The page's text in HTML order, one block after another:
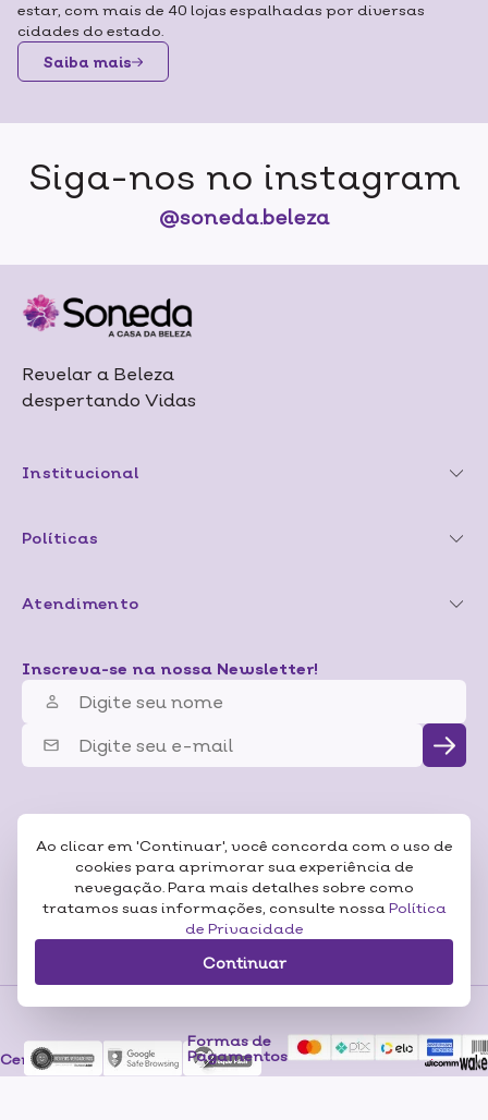
Ao clicar em 'Continuar', você concorda com o uso de
cookies para aprimorar sua experiência de
nevegação. Para mais detalhes sobre como
tratamos suas informações, consulte nossa Política
de Privacidade
Continuar
estar, com mais de 40 lojas espalhadas por diversas
cidades do estado.
Saiba mais
Siga-nos no instagram
@soneda.beleza
Revelar a Beleza
despertando Vidas
Institucional
Políticas
Atendimento
Inscreva-se na nossa Newsletter!
Certificados
Formas de
Pagamentos